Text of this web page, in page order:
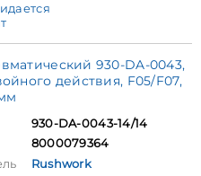
930-DA-0043,
действия, F05/F07,
930-DA-0043-14/14
8000079364
Rushwork